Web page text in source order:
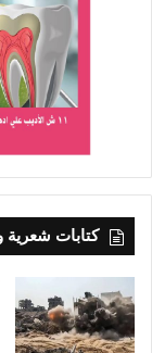
كتابات شعرية